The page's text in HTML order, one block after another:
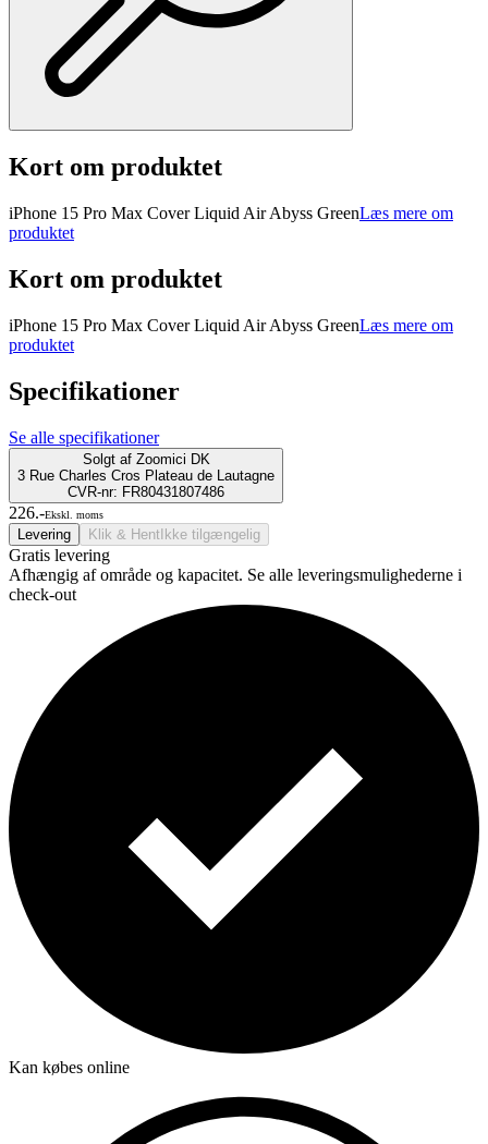
Kort om produktet
iPhone 15 Pro Max Cover Liquid Air Abyss GreenLæs mere om
produktet
Kort om produktet
iPhone 15 Pro Max Cover Liquid Air Abyss GreenLæs mere om
produktet
Specifikationer
Se alle specifikationer
Solgt af Zoomici DK
3 Rue Charles Cros Plateau de Lautagne
CVR-nr: FR80431807486
226.-Ekskl. moms
Levering Klik & Hent Ikke tilgængelig
Gratis levering
Afhængig af område og kapacitet. Se alle leveringsmulighederne i
check-out
Kan købes online